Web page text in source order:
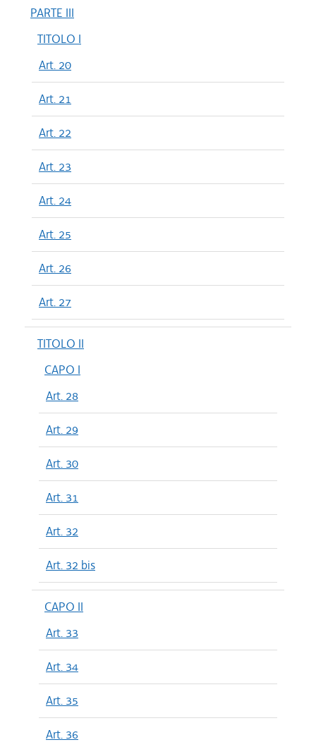
PARTE III
TITOLO I
Art. 20
Art. 21
Art. 22
Art. 23
Art. 24
Art. 25
Art. 26
Art. 27
TITOLO II
CAPO I
Art. 28
Art. 29
Art. 30
Art. 31
Art. 32
Art. 32 bis
CAPO II
Art. 33
Art. 34
Art. 35
Art. 36